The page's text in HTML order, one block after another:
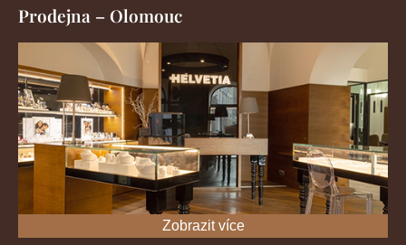
Prodejna – Olomouc
Zobrazit více